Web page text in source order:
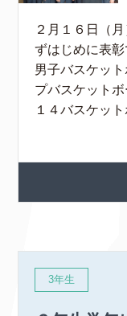
２月１６日（
ずはじめに表
男子バスケッ
プバスケット
１４バスケッ
3年生